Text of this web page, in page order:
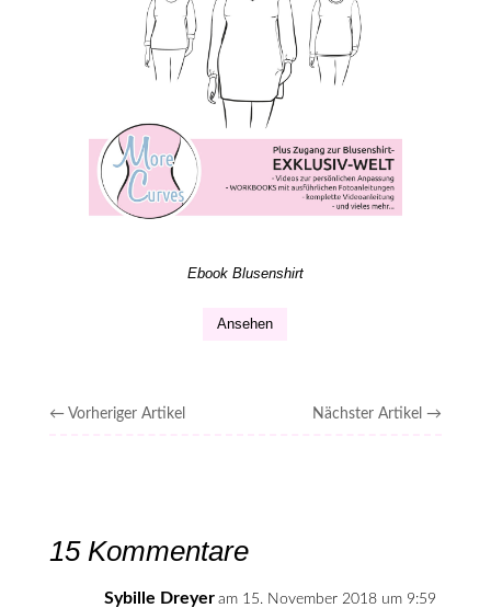
Ebook Blusenshirt
Ansehen
← Vorheriger Artikel Nächster Artikel →
15 Kommentare
Sybille Dreyer am 15. November 2018 um 9:59